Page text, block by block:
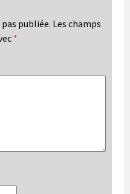
publiée. Les champs
*